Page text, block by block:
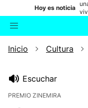
Hoy es noticia
Buscador
Inicio Cultura
Escuchar
PREMIO ZINEMIRA